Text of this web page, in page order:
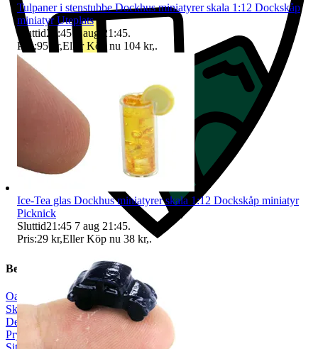
Beskrivning
Oanvänt
Skala 1:12
Dekoration
Prylpaket
Tulpaner i stenstubbe Dockhus miniatyrer skala 1:12 Dockskåp
miniatyr Uteplats
Sluttid21:45 7 aug 21:45.
Pris:95 kr,Eller Köp nu 104 kr,.
Ice-Tea glas Dockhus miniatyrer skala 1:12 Dockskåp miniatyr
Picknick
Sluttid21:45 7 aug 21:45.
Pris:29 kr,Eller Köp nu 38 kr,.